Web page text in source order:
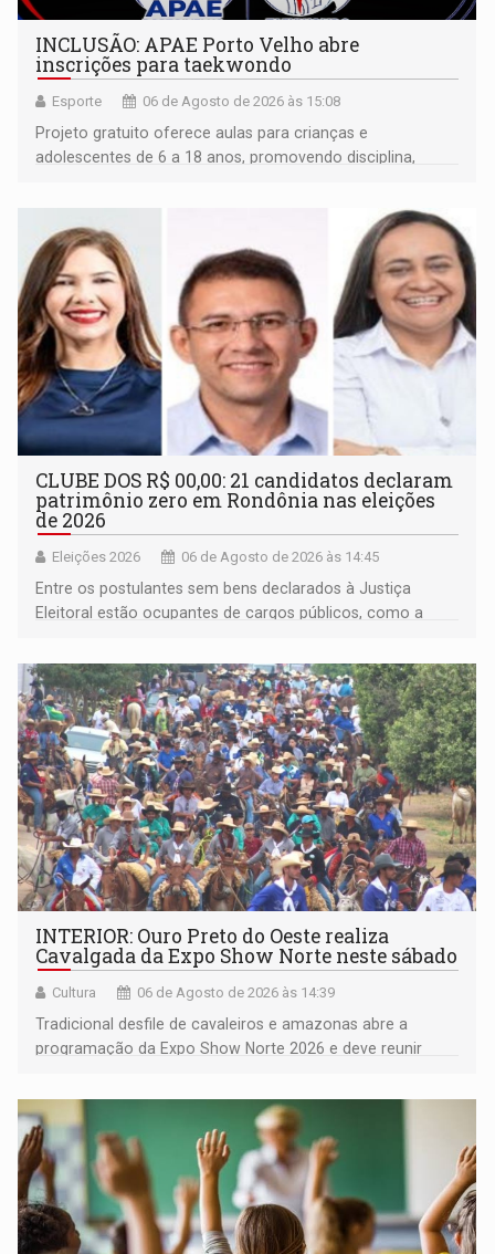
INCLUSÃO: APAE Porto Velho abre
inscrições para taekwondo
Esporte 06 de Agosto de 2026 às 15:08
Projeto gratuito oferece aulas para crianças e
adolescentes de 6 a 18 anos, promovendo disciplina,
CLUBE DOS R$ 00,00: 21 candidatos declaram
patrimônio zero em Rondônia nas eleições
de 2026
Eleições 2026 06 de Agosto de 2026 às 14:45
Entre os postulantes sem bens declarados à Justiça
Eleitoral estão ocupantes de cargos públicos, como a
Pedro Geovar (PP) e a vice-prefeita Magna dos Anjos
(NOVO)
INTERIOR: Ouro Preto do Oeste realiza
Cavalgada da Expo Show Norte neste sábado
Cultura 06 de Agosto de 2026 às 14:39
Tradicional desfile de cavaleiros e amazonas abre a
programação da Expo Show Norte 2026 e deve reunir